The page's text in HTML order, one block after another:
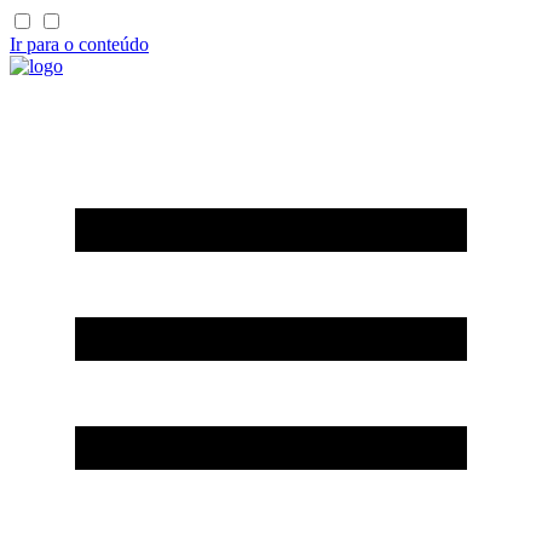
Ir para o conteúdo